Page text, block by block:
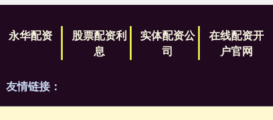
永华配资
股票配资利
息
实体配资公
司
在线配资开
户官网
友情链接：